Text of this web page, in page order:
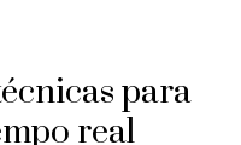
para
real